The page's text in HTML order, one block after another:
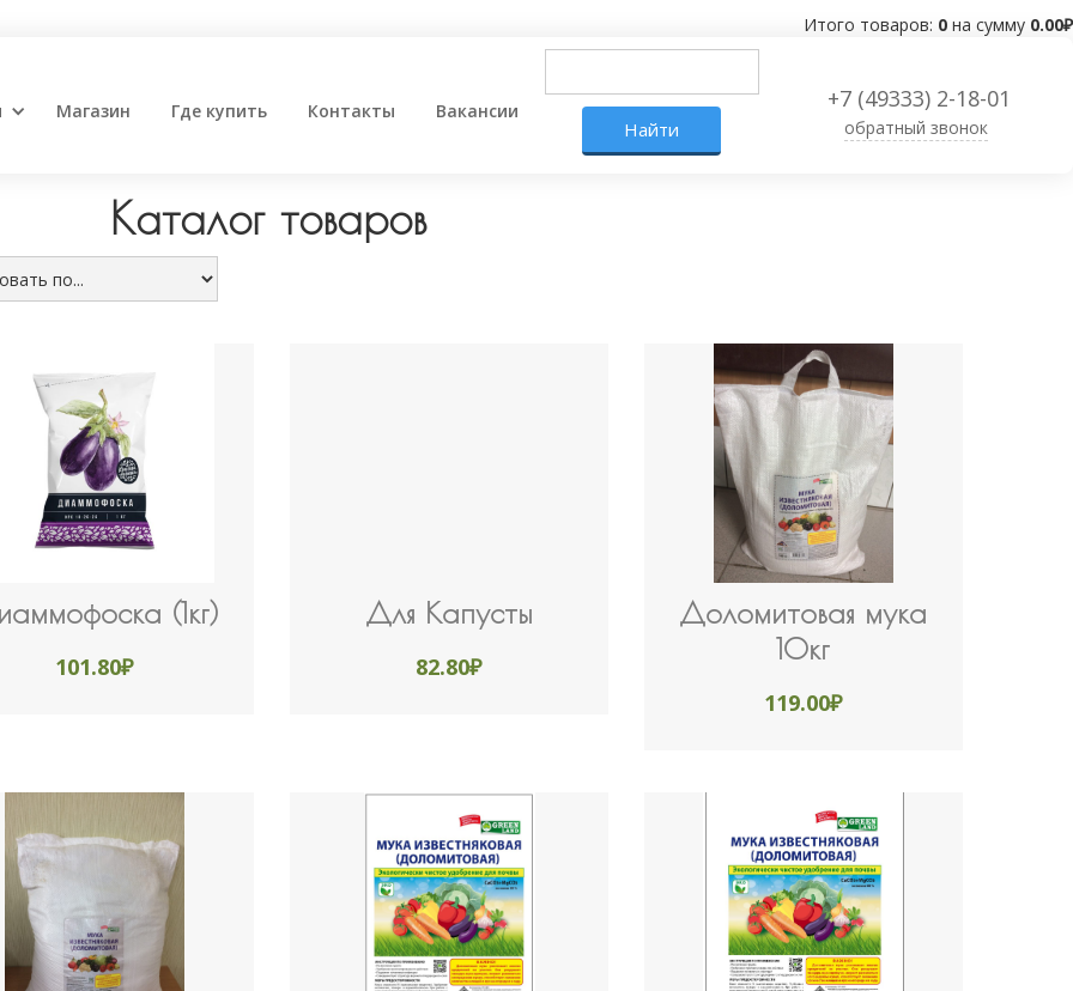
Итого товаров: 0 на сумму 0.00₽
Магазин Где купить Контакты Вакансии +7 (49333) 2-18-01
обратный звонок
Каталог товаров
(1кг)
101.80₽
Для Капусты
82.80₽
Доломитовая мука
10кг
119.00₽